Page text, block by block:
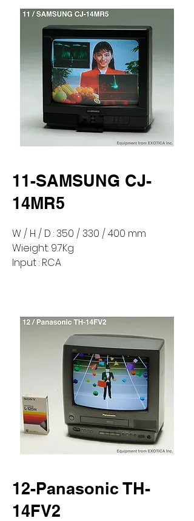
11-SAMSUNG CJ-
14MR5
W / H / D : 350 / 330 / 400 mm
Wieight: 9.7Kg
Input : RCA
12-Panasonic TH-
14FV2